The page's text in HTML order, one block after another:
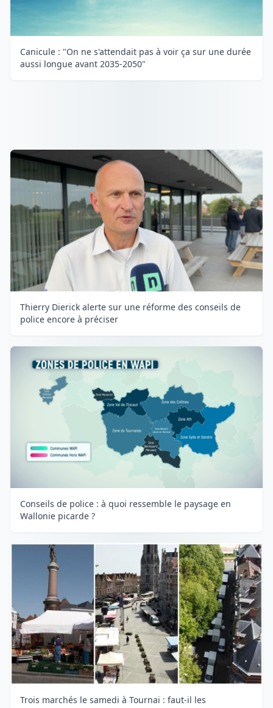
Canicule : "On ne s'attendait pas à voir ça sur une durée
aussi longue avant 2035-2050"
Thierry Dierick alerte sur une réforme des conseils de
police encore à préciser
Conseils de police : à quoi ressemble le paysage en
Wallonie picarde ?
Trois marchés le samedi à Tournai : faut-il les